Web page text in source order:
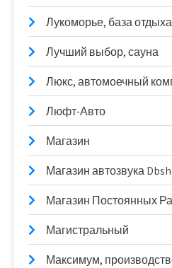
Лукоморье, база отдыха
Лучший выбор, сауна
Люкс, автомоечный
Люфт-Авто
Магазин
Магазин автозвука
Магазин Постоянных
Магистральный
Максимум,